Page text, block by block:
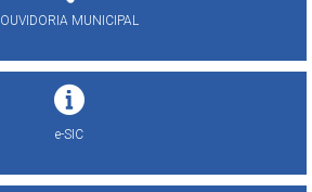
OUVIDORIA MUNICIPAL
e-SIC